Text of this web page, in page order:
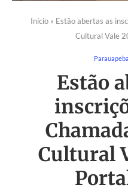
Início » Estão abertas as
Cultural Vale
Estão
Cultural